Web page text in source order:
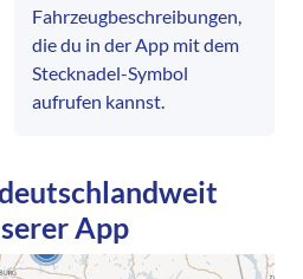
Fahrzeugbeschreibungen,
die du in der App mit dem
Stecknadel-Symbol
aufrufen kannst.
App